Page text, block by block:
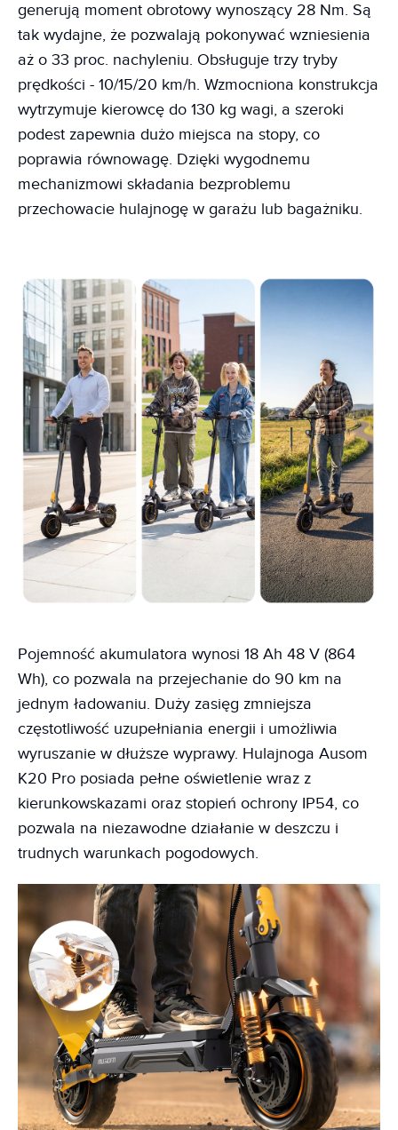
generują moment obrotowy wynoszący 28 Nm. Są
tak wydajne, że pozwalają pokonywać wzniesienia
aż o 33 proc. nachyleniu. Obsługuje trzy tryby
prędkości - 10/15/20 km/h. Wzmocniona konstrukcja
wytrzymuje kierowcę do 130 kg wagi, a szeroki
podest zapewnia dużo miejsca na stopy, co
poprawia równowagę. Dzięki wygodnemu
mechanizmowi składania bezproblemu
przechowacie hulajnogę w garażu lub bagażniku.
Pojemność akumulatora wynosi 18 Ah 48 V (864
Wh), co pozwala na przejechanie do 90 km na
jednym ładowaniu. Duży zasięg zmniejsza
częstotliwość uzupełniania energii i umożliwia
wyruszanie w dłuższe wyprawy. Hulajnoga Ausom
K20 Pro posiada pełne oświetlenie wraz z
kierunkowskazami oraz stopień ochrony IP54, co
pozwala na niezawodne działanie w deszczu i
trudnych warunkach pogodowych.